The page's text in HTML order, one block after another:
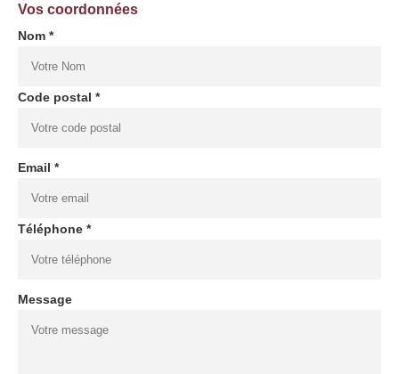
Vos coordonnées
Nom *
Code postal *
Email *
Téléphone *
Message